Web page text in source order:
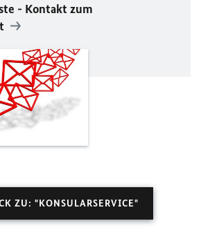
- Kontakt zum
ZU: "KONSULARSERVICE"